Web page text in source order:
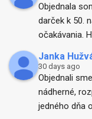
Objednala
darček k 50.
očakávania.
Janka
30 days ago
Objednali
nádherné,
jedného dňa